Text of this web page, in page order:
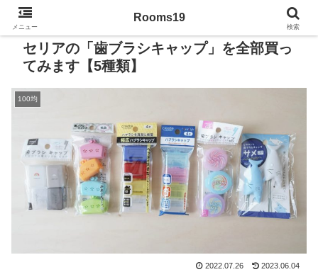
セリアの「歯ブラシキャップ」を全部買っ
てみます【5種類】
100均
2022.07.26 2023.06.04
メニュー
Rooms19
検索